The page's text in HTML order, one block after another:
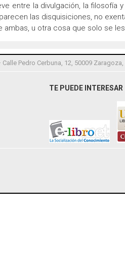
entre la divulgación, la filosofía
las disquisiciones, no
ambas, u otra cosa que solo se
Pedro Cerbuna, 12, 50009 Zaragoza,
TE PUEDE INTERESAR